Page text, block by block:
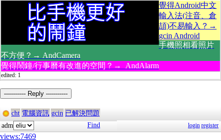
覺得Android中文
輸入法(注音、倉
頡)不易輸入？→
gcin Android
手機照相看照片
不方便？→ AndCamera
覺得鬧鐘/行事曆有改進的空間？→ AndAlarm
edited: 1
----------- Reply -----------
cht 電腦資訊 gcin 已解決問題
adm
Find login register
views:7469